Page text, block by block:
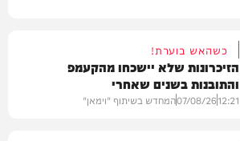
כשהאש בוערת!
הזיכרונות שלא יישכחו מהקעמפ
והתובנות בשנים שאחרי
12:21
07/08/26המחדש בשיתוף "וימאן"